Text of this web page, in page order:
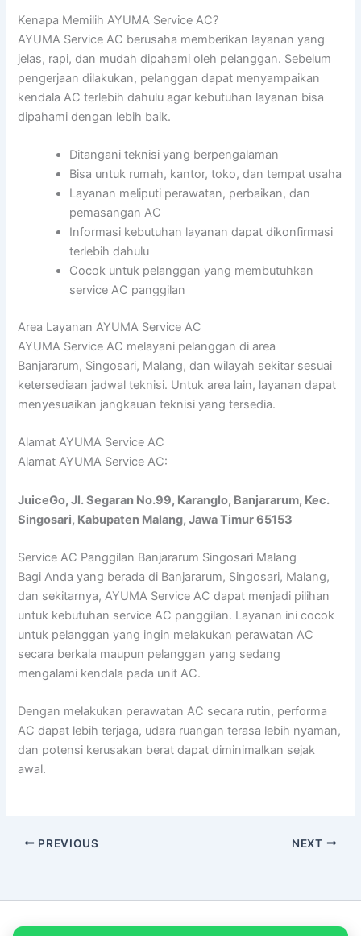
Kenapa Memilih AYUMA Service AC?
AYUMA Service AC berusaha memberikan layanan yang
jelas, rapi, dan mudah dipahami oleh pelanggan. Sebelum
pengerjaan dilakukan, pelanggan dapat menyampaikan
kendala AC terlebih dahulu agar kebutuhan layanan bisa
dipahami dengan lebih baik.
Ditangani teknisi yang berpengalaman
Bisa untuk rumah, kantor, toko, dan tempat usaha
Layanan meliputi perawatan, perbaikan, dan
pemasangan AC
Informasi kebutuhan layanan dapat dikonfirmasi
terlebih dahulu
Cocok untuk pelanggan yang membutuhkan
service AC panggilan
Area Layanan AYUMA Service AC
AYUMA Service AC melayani pelanggan di area
Banjararum, Singosari, Malang, dan wilayah sekitar sesuai
ketersediaan jadwal teknisi. Untuk area lain, layanan dapat
menyesuaikan jangkauan teknisi yang tersedia.
Alamat AYUMA Service AC
Alamat AYUMA Service AC:
JuiceGo, Jl. Segaran No.99, Karanglo, Banjararum, Kec.
Singosari, Kabupaten Malang, Jawa Timur 65153
Service AC Panggilan Banjararum Singosari Malang
Bagi Anda yang berada di Banjararum, Singosari, Malang,
dan sekitarnya, AYUMA Service AC dapat menjadi pilihan
untuk kebutuhan service AC panggilan. Layanan ini cocok
untuk pelanggan yang ingin melakukan perawatan AC
secara berkala maupun pelanggan yang sedang
mengalami kendala pada unit AC.
Dengan melakukan perawatan AC secara rutin, performa
AC dapat lebih terjaga, udara ruangan terasa lebih nyaman,
dan potensi kerusakan berat dapat diminimalkan sejak
awal.
PREVIOUS NEXT